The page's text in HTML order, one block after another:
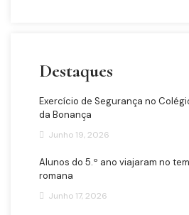
Destaques
Exercício de Segurança no
da Bonança
Junho 19, 2026
Alunos do 5.º ano viajaram no
romana
Junho 17, 2026